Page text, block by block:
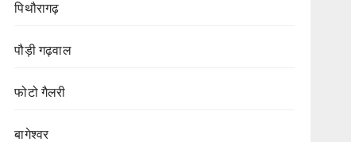
पिथौरागढ़
पौड़ी गढ़वाल
फोटो गैलरी
बागेश्वर